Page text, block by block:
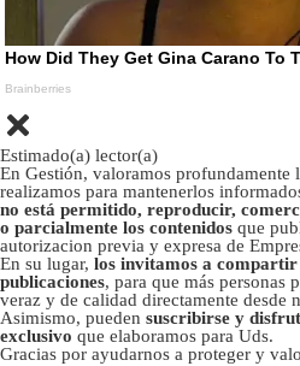
Estimado(a) lector(a)
En Gestión, valoramos profundamente
realizamos para mantenerlos
no está permitido, reproducir,
o parcialmente los contenidos que
autorizacion previa y expresa de
En su lugar, los invitamos a compartir
publicaciones, para que más personas
veraz y de calidad directamente desde
Asimismo, pueden suscribirse y
exclusivo que elaboramos para Uds.
Gracias por ayudarnos a proteger y